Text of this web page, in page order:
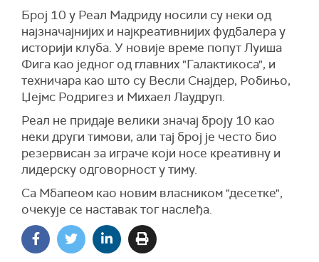
Број 10 у Реал Мадриду носили су неки од
најзначајнијих и најкреативнијих фудбалера у
историји клуба. У новије време попут Луиша
Фига као једног од главних "Галактикоса", и
техничара као што су Весли Снајдер, Робињо,
Џејмс Родригез и Михаел Лаудруп.
Реал не придаје велики значај броју 10 као
неки други тимови, али тај број је често био
резервисан за играче који носе креативну и
лидерску одговорност у тиму.
Са Мбапеом као новим власником "десетке",
очекује се наставак тог наслеђа.